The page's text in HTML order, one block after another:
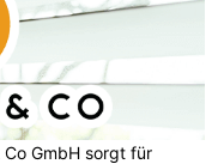
GmbH sorgt für